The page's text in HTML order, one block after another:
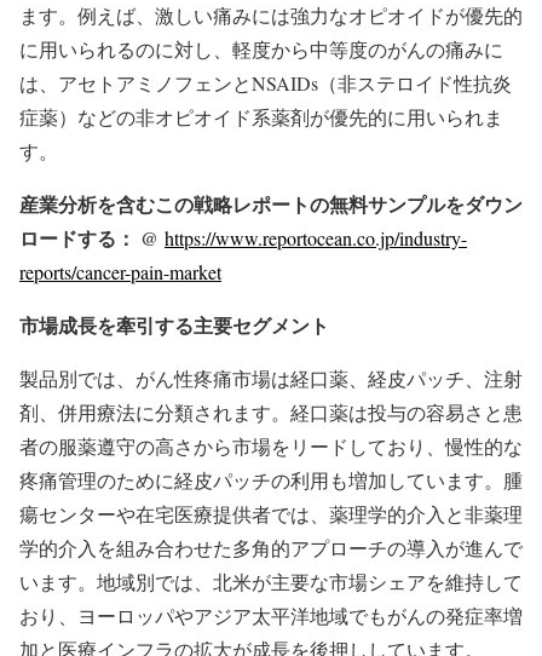
ます。例えば、激しい痛みには強力なオピオイドが優先的
に用いられるのに対し、軽度から中等度のがんの痛みに
は、アセトアミノフェンとNSAIDs（非ステロイド性抗炎
症薬）などの非オピオイド系薬剤が優先的に用いられま
す。
産業分析を含むこの戦略レポートの無料サンプルをダウン
ロードする： @ https://www.reportocean.co.jp/industry-
reports/cancer-pain-market
市場成長を牽引する主要セグメント
製品別では、がん性疼痛市場は経口薬、経皮パッチ、注射
剤、併用療法に分類されます。経口薬は投与の容易さと患
者の服薬遵守の高さから市場をリードしており、慢性的な
疼痛管理のために経皮パッチの利用も増加しています。腫
瘍センターや在宅医療提供者では、薬理学的介入と非薬理
学的介入を組み合わせた多角的アプローチの導入が進んで
います。地域別では、北米が主要な市場シェアを維持して
おり、ヨーロッパやアジア太平洋地域でもがんの発症率増
加と医療インフラの拡大が成長を後押ししています。